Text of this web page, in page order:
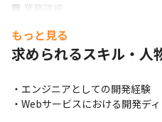
■ 業務詳細
・UX/UI設計
・技術調査・選定
・開発ディレクション
・テスト設計
・クライアントコミュニケーショ
もっと見る
求められるスキル・人
・エンジニアとしての開発経験
・Webサービスにおける開発デ